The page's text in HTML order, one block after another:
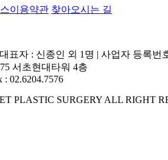
이용약관 찾아오시는 길
표자 : 신종인 외 1명 | 사업자 등록번
서초현대타워 4층
: 02.6204.7576
PLASTIC SURGERY ALL RIGHT